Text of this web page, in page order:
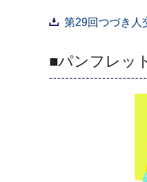
第29回つづき人
■パンフレッ